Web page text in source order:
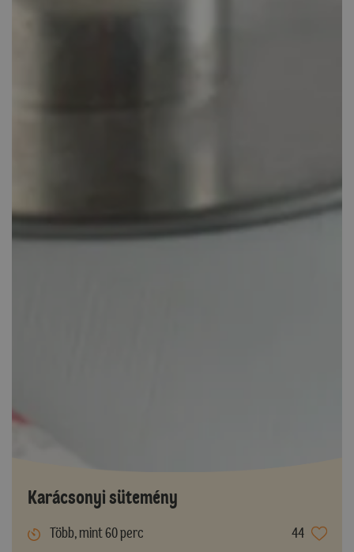
Karácsonyi sütemény
Több, mint 60 perc
44